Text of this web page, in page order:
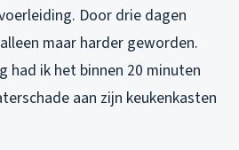
Door drie dagen
maar harder geworden.
had ik het binnen 20 minuten
aan zijn keukenkasten